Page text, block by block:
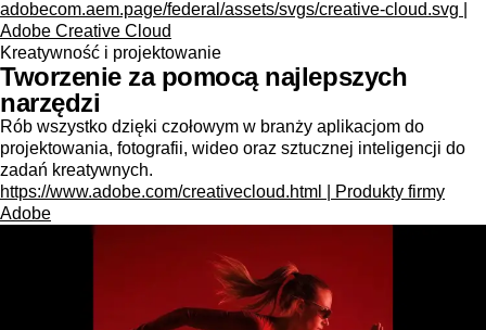
adobecom.aem.page/federal/assets/svgs/creative-cloud.svg |
Adobe Creative Cloud
Kreatywność i projektowanie
Tworzenie za pomocą najlepszych
narzędzi
Rób wszystko dzięki czołowym w branży aplikacjom do
projektowania, fotografii, wideo oraz sztucznej inteligencji do
zadań kreatywnych.
https://www.adobe.com/creativecloud.html | Produkty firmy
Adobe